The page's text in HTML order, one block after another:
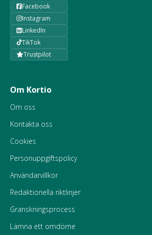
Facebook
Instagram
LinkedIn
TikTok
Trustpilot
Om Kortio
Om oss
Kontakta oss
Cookies
Personuppgiftspolicy
Användarvillkor
Redaktionella riktlinjer
Granskningsprocess
Lämna ett omdöme